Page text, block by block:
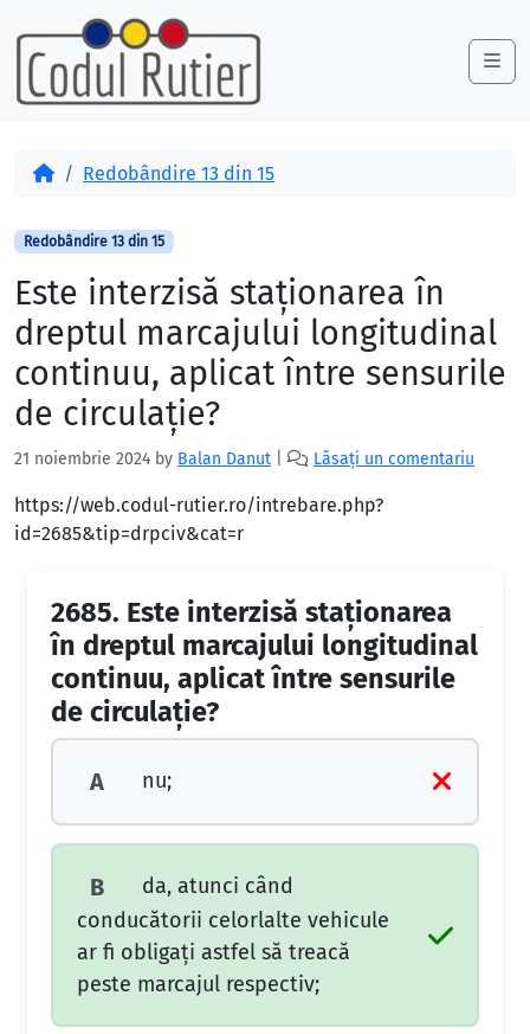
Skip to content
Skip to footer
AcasăRedobândire 13 din 15
Redobândire 13 din 15
Este interzisă staţionarea în
dreptul marcajului longitudinal
continuu, aplicat între sensurile
de circulaţie?
21 noiembrie 2024 by Balan Danut Lăsați un comentariu
https://web.codul-rutier.ro/intrebare.php?
id=2685&tip=drpciv&cat=r
2685. Este interzisă staţionarea
în dreptul marcajului longitudinal
continuu, aplicat între sensurile
de circulaţie?
A nu;
B
da, atunci când
conducătorii celorlalte vehicule
ar fi obligaţi astfel să treacă
peste marcajul respectiv;